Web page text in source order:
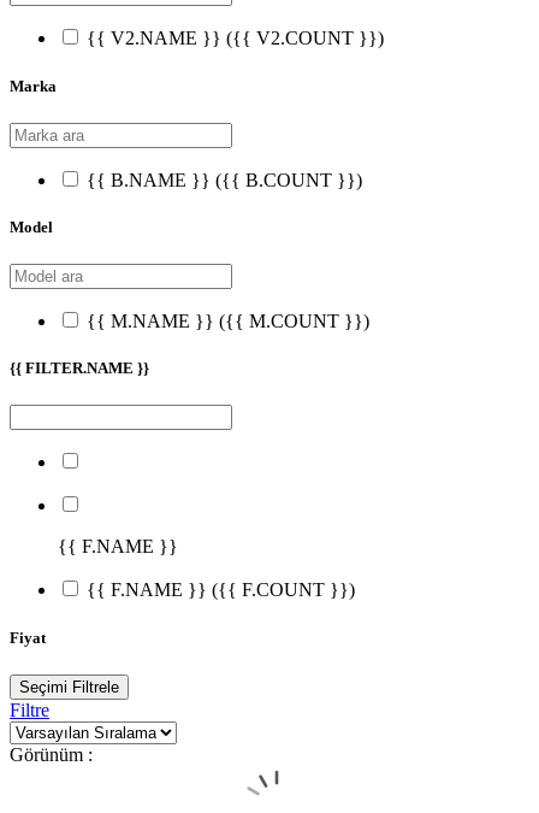
{{ V2.NAME }} ({{ V2.COUNT }})
Marka
{{ B.NAME }} ({{ B.COUNT }})
Model
{{ M.NAME }} ({{ M.COUNT }})
{{ FILTER.NAME }}
{{ F.NAME }}
{{ F.NAME }} ({{ F.COUNT }})
Fiyat
Seçimi Filtrele
Filtre
Görünüm :